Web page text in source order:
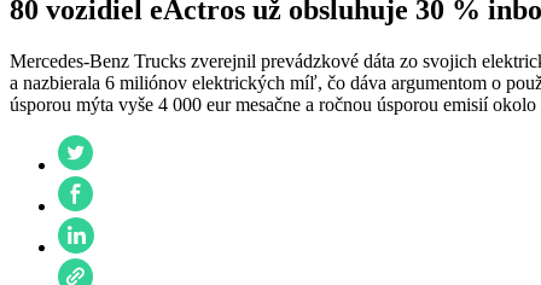
80 vozidiel eActros už obsluhuje 30 %
Mercedes-Benz Trucks zverejnil prevádzkové dáta zo svojich
a nazbierala 6 miliónov elektrických míľ, čo dáva argumentom o
úsporou mýta vyše 4 000 eur mesačne a ročnou úsporou emisií